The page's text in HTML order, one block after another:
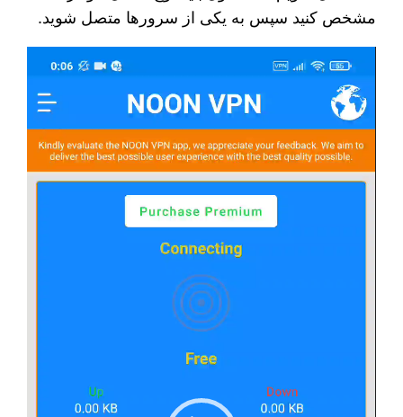
مشخص کنید سپس به یکی از سرورها متصل شوید.
نمایشگر
ویدیو